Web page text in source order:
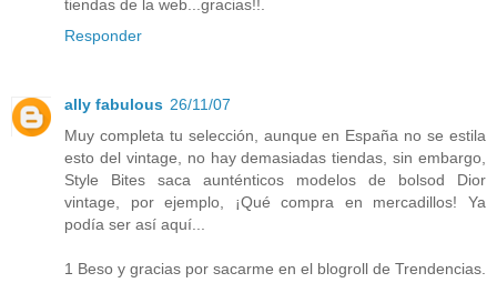
tiendas de la web...gracias!!.
Responder
ally fabulous 26/11/07
Muy completa tu selección, aunque en España no se estila
esto del vintage, no hay demasiadas tiendas, sin embargo,
Style Bites saca aunténticos modelos de bolsod Dior
vintage, por ejemplo, ¡Qué compra en mercadillos! Ya
podía ser así aquí...
1 Beso y gracias por sacarme en el blogroll de Trendencias.